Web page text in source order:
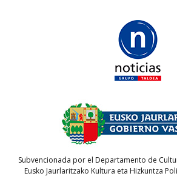
Subvencionada por el Departamento de
Eusko Jaurlaritzako Kultura eta Hizkuntza